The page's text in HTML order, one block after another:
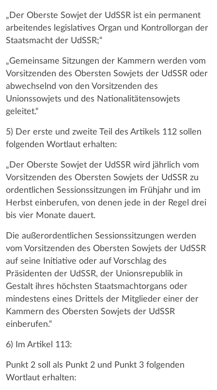
„Der Oberste Sowjet der UdSSR ist ein permanent
arbeitendes legislatives Organ und Kontrollorgan der
Staatsmacht der UdSSR;“
„Gemeinsame Sitzungen der Kammern werden vom
Vorsitzenden des Obersten Sowjets der UdSSR oder
abwechselnd von den Vorsitzenden des
Unionssowjets und des Nationalitätensowjets
geleitet.“
5) Der erste und zweite Teil des Artikels 112 sollen
folgenden Wortlaut erhalten:
„Der Oberste Sowjet der UdSSR wird jährlich vom
Vorsitzenden des Obersten Sowjets der UdSSR zu
ordentlichen Sessionssitzungen im Frühjahr und im
Herbst einberufen, von denen jede in der Regel drei
bis vier Monate dauert.
Die außerordentlichen Sessionssitzungen werden
vom Vorsitzenden des Obersten Sowjets der UdSSR
auf seine Initiative oder auf Vorschlag des
Präsidenten der UdSSR, der Unionsrepublik in
Gestalt ihres höchsten Staatsmachtorgans oder
mindestens eines Drittels der Mitglieder einer der
Kammern des Obersten Sowjets der UdSSR
einberufen.“
6) Im Artikel 113:
Punkt 2 soll als Punkt 2 und Punkt 3 folgenden
Wortlaut erhalten: